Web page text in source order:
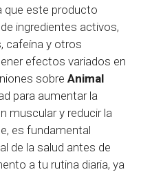
que este producto
ingredientes activos,
cafeína y otros
efectos variados en
sobre Animal
para aumentar la
muscular y reducir la
es fundamental
de la salud antes de
a tu rutina diaria, ya